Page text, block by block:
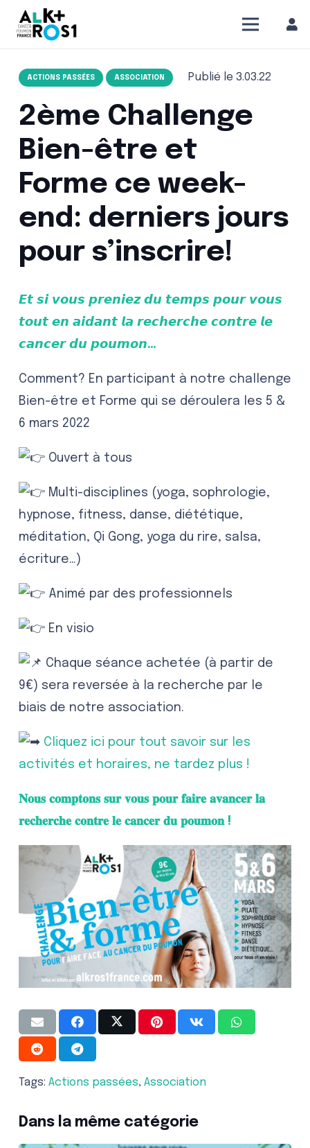
ACTIONS PASSÉES ASSOCIATION Publié le 3.03.22
2ème Challenge
Bien-être et
Forme ce week-
end: derniers jours
pour s’inscrire!
𝙀𝙩 𝙨𝙞 𝙫𝙤𝙪𝙨 𝙥𝙧𝙚𝙣𝙞𝙚𝙯 𝙙𝙪 𝙩𝙚𝙢𝙥𝙨 𝙥𝙤𝙪𝙧 𝙫𝙤𝙪𝙨
𝙩𝙤𝙪𝙩 𝙚𝙣 𝙖𝙞𝙙𝙖𝙣𝙩 𝙡𝙖 𝙧𝙚𝙘𝙝𝙚𝙧𝙘𝙝𝙚 𝙘𝙤𝙣𝙩𝙧𝙚 𝙡𝙚
𝙘𝙖𝙣𝙘𝙚𝙧 𝙙𝙪 𝙥𝙤𝙪𝙢𝙤𝙣…
Comment? En participant à notre challenge
Bien-être et Forme qui se déroulera les 5 &
6 mars 2022
Ouvert à tous
Multi-disciplines (yoga, sophrologie,
hypnose, fitness, danse, diététique,
méditation, Qi Gong, yoga du rire, salsa,
écriture…)
Animé par des professionnels
En visio
Chaque séance achetée (à partir de
9€) sera reversée à la recherche par le
biais de notre association.
Cliquez ici pour tout savoir sur les
activités et horaires, ne tardez plus !
𝐍𝐨𝐮𝐬 𝐜𝐨𝐦𝐩𝐭𝐨𝐧𝐬 𝐬𝐮𝐫 𝐯𝐨𝐮𝐬 𝐩𝐨𝐮𝐫 𝐟𝐚𝐢𝐫𝐞 𝐚𝐯𝐚𝐧𝐜𝐞𝐫 𝐥𝐚
𝐫𝐞𝐜𝐡𝐞𝐫𝐜𝐡𝐞 𝐜𝐨𝐧𝐭𝐫𝐞 𝐥𝐞 𝐜𝐚𝐧𝐜𝐞𝐫 𝐝𝐮 𝐩𝐨𝐮𝐦𝐨𝐧 !
Tags: Actions passées, Association
Dans la même catégorie